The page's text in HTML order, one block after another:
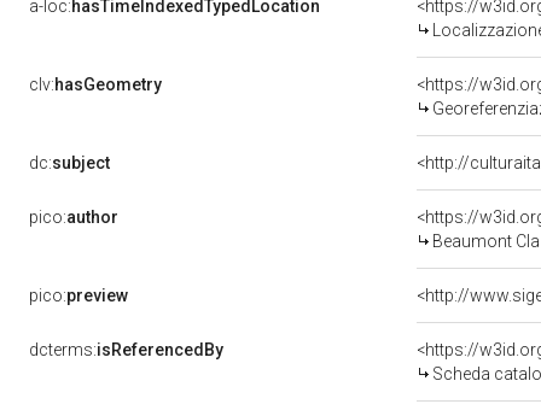
a-loc:hasTimeIndexedTypedLocation
<https://
clv:hasGeometry
<https://
dc:subject <http://
pico:author
<https://
Beaumont
pico:preview <http://
dcterms:isReferencedBy
<https://
Scheda